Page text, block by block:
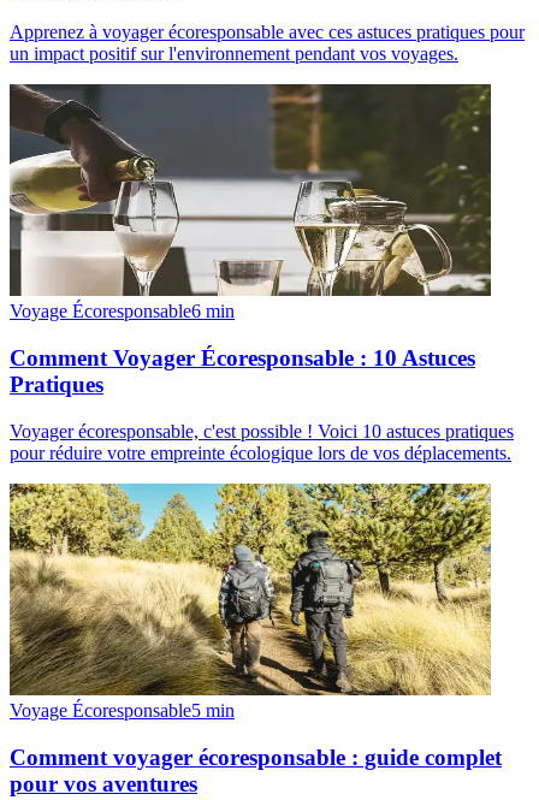
Apprenez à voyager écoresponsable avec ces astuces pratiques pour
un impact positif sur l'environnement pendant vos voyages.
Voyage Écoresponsable6 min
Comment Voyager Écoresponsable : 10 Astuces
Pratiques
Voyager écoresponsable, c'est possible ! Voici 10 astuces pratiques
pour réduire votre empreinte écologique lors de vos déplacements.
Voyage Écoresponsable5 min
Comment voyager écoresponsable : guide complet
pour vos aventures